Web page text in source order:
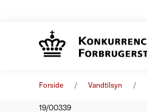
Forside Vandtilsyn
19/00339